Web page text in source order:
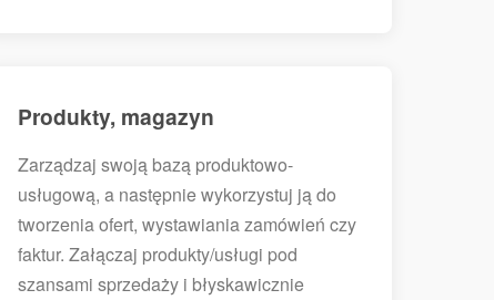
Produkty, magazyn
Zarządzaj swoją bazą produktowo-
usługową, a następnie wykorzystuj ją do
tworzenia ofert, wystawiania zamówień czy
faktur. Załączaj produkty/usługi pod
szansami sprzedaży i błyskawicznie